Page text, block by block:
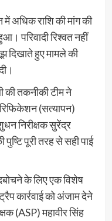
अधिक राशि की मांग की
परिवादी रिश्वत नहीं
दिखाते हुए मामले की
की तकनीकी टीम ने
(सत्यापन)
निरीक्षक सुरेंद्र
पुष्टि पूरी तरह से सही पाई
के लिए एक विशेष
कार्रवाई को अंजाम देने
(ASP) महावीर सिंह